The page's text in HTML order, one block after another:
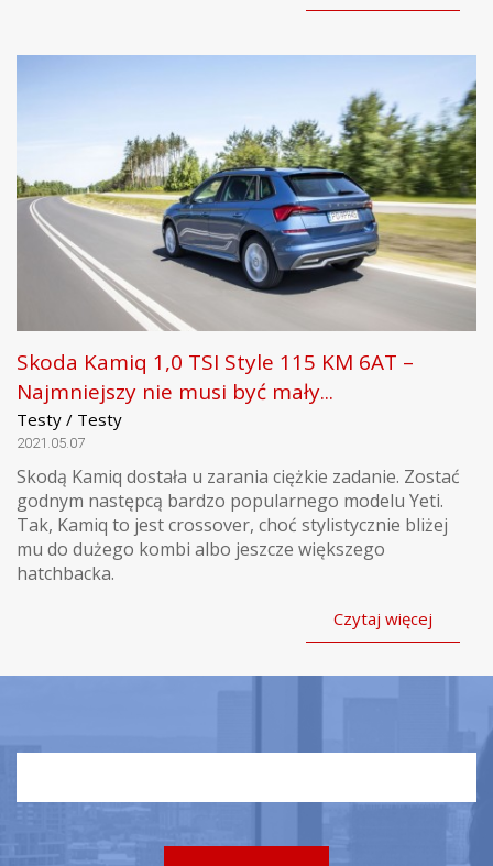
Skoda Kamiq 1,0 TSI Style 115 KM 6AT –
Najmniejszy nie musi być mały...
Testy / Testy
2021.05.07
Skodą Kamiq dostała u zarania ciężkie zadanie. Zostać
godnym następcą bardzo popularnego modelu Yeti.
Tak, Kamiq to jest crossover, choć stylistycznie bliżej
mu do dużego kombi albo jeszcze większego
hatchbacka.
Czytaj więcej